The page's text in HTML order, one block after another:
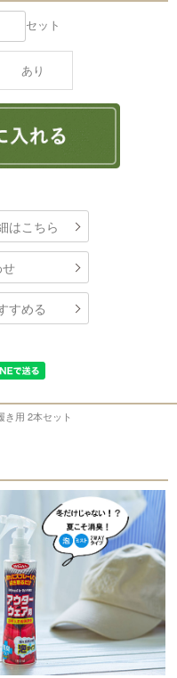
セット
あり
はこちら
すめる
用 2本セット